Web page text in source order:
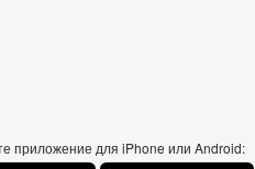
приложение для iPhone или Android: